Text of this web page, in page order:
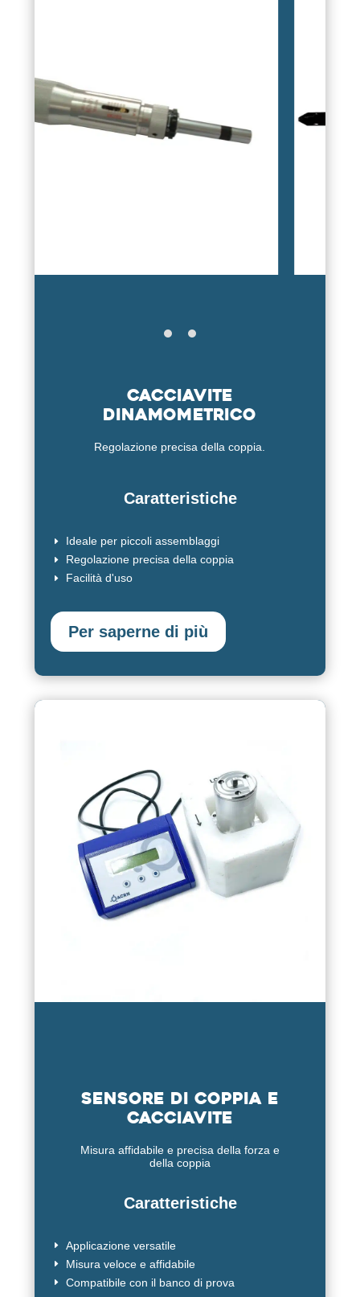
Cacciavite
dinamometrico
Regolazione precisa della coppia.
Caratteristiche
E Ideale per piccoli assemblaggi
E Regolazione precisa della coppia
E Facilità d'uso
Per saperne di più
Sensore di coppia e
Cacciavite
Misura affidabile e precisa della forza e
della coppia
Caratteristiche
E Applicazione versatile
E Misura veloce e affidabile
E Compatibile con il banco di prova